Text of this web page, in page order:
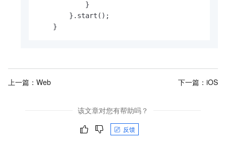
            }
        }.start();
    }
上一篇： Web 下一篇： iOS
该文章对您有帮助吗？
反馈